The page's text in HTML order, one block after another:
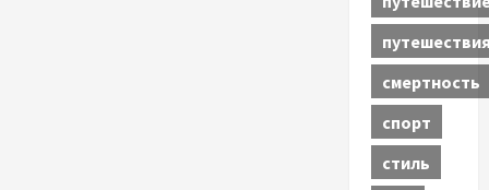
смертность
спорт
стиль